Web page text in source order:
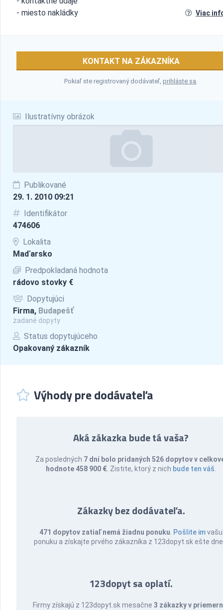
Ilustratívny obrázok
Publikované
29. 1. 2010 09:21
Identifikátor
474606
Lokalita
Maďarsko
Predpokladaná hodnota
rádovo stovky €
Dopytujúci
Firma, Budapešť
zadané dopyty
Status dopytujúceho
Opakovaný zákazník
- miesto nakládky
Viac
KONTAKT NA ZÁKAZNÍKA
Pokiaľ ste registrovaný dodávateľ,prihláste sa.
Výhody pre dodávateľa
Aká zákazka bude tá vaša?
Za posledných 7 dní bolo pridaných 526 dopytov v
hodnote 458 900 € . Zistite, ktorý z nich bude ten váš
Zákazky bez dodávateľa.
471 dopytov zatiaľ nemá žiadnu ponuku Pošlite imvašu
ponuku a získajte prvého zákazníka z 123dopyt.sk ešte
123dopyt sa oplatí.
Firmy získajú z 123dopyt.sk mesačne3 zákazky v